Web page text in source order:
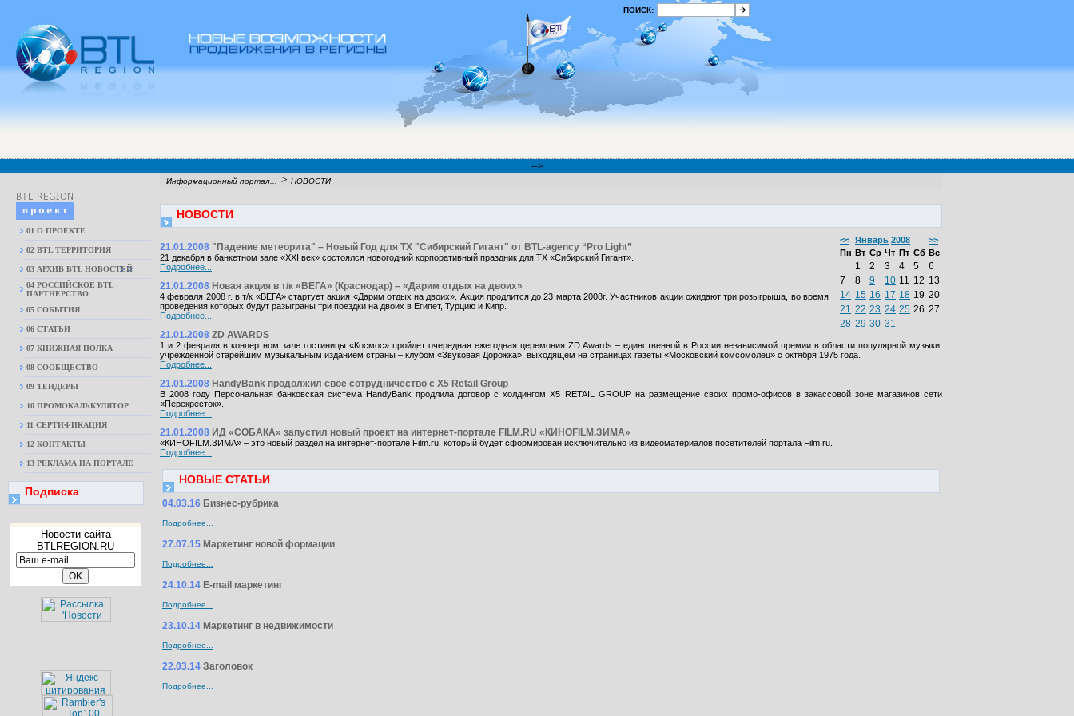
ПОИСК:
-->
Информационный портал... > НОВОСТИ
01 О ПРОЕКТЕ
02 BTL ТЕРРИТОРИЯ
03 АРХИВ BTL НОВОСТЕЙ
04 РОССИЙСКОЕ BTL
ПАРТНЕРСТВО
05 СОБЫТИЯ
06 СТАТЬИ
07 КНИЖНАЯ ПОЛКА
08 CООБЩЕСТВО
09 ТЕНДЕРЫ
10 ПРОМОКАЛЬКУЛЯТОР
11 СЕРТИФИКАЦИЯ
12 КОНТАКТЫ
13 РЕКЛАМА НА ПОРТАЛЕ
Подписка
Новости сайта
BTLREGION.RU
НОВОСТИ
<< Январь 2008
>>
Пн Вт Ср Чт Пт Сб Вс
1 2 3 4 5
6
7
8 9 10 11 12 13
14 15 16 17 18 19 20
21 22 23 24 25 26 27
28 29 30 31
21.01.2008 "Падение метеорита" – Новый Год для ТХ "Сибирский Гигант" от BTL-agency “Pro Light”
21 декабря в банкетном зале «XXI век» состоялся новогодний корпоративный праздник для ТХ «Сибирский Гигант».
Подробнее...
21.01.2008 Новая акция в т/к «ВЕГА» (Краснодар) – «Дарим отдых на двоих»
4 февраля 2008 г. в т/к «ВЕГА» стартует акция «Дарим отдых на двоих». Акция продлится до 23 марта 2008г. Участников акции ожидают три розыгрыша, во время
проведения которых будут разыграны три поездки на двоих в Египет, Турцию и Кипр.
Подробнее...
21.01.2008 ZD AWARDS
1 и 2 февраля в концертном зале гостиницы «Космос» пройдет очередная ежегодная церемония ZD Awards – единственной в России независимой премии в области популярной музыки,
учрежденной старейшим музыкальным изданием страны – клубом «Звуковая Дорожка», выходящем на страницах газеты «Московский комсомолец» с октября 1975 года.
Подробнее...
21.01.2008 HandyBank продолжил свое сотрудничество с X5 Retail Group
В 2008 году Персональная банковская система HandyBank продлила договор с холдингом X5 RETAIL GROUP на размещение своих промо-офисов в закассовой зоне магазинов сети
«Перекресток».
Подробнее...
21.01.2008 ИД «СОБАКА» запустил новый проект на интернет-портале FILM.RU «КИНОFILM.ЗИМА»
«КИНОFILM.ЗИМА» – это новый раздел на интернет-портале Film.ru, который будет сформирован исключительно из видеоматериалов посетителей портала Film.ru.
Подробнее...
НОВЫЕ СТАТЬИ
04.03.16 Бизнес-рубрика
Подробнее...
27.07.15 Маркетинг новой формации
Подробнее...
24.10.14 E-mail маркетинг
Подробнее...
23.10.14 Маркетинг в недвижимости
Подробнее...
22.03.14 Заголовок
Подробнее...